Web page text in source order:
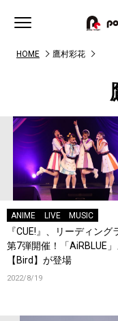
HOME 鷹村彩花
ANIME LIVE MUSIC
『CUE!』、リーディング
第7弾開催！「AiRBLUE」
【Bird】が登場
2022/8/19